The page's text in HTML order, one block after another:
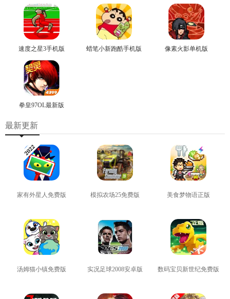
速度之星3手机版 蜡笔小新跑酷手机版 像素火影单机版
拳皇97OL最新版
最新更新
家有外星人免费版 模拟农场25免费版 美食梦物语正版
汤姆猫小镇免费版 实况足球2008安卓版 数码宝贝新世纪免费版